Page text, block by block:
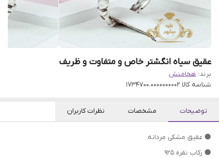
عقیق سیاه انگشتر خاص و متفاوت و ظریف
برند: هخامنش
شناسه کالا 1734700.0000000002
توضیحات مشخصات نظرات کاربران
⚫ عقیق مشکی مردانه
⚫ رکاب نقره 925